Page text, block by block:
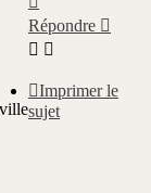
Répondre
Imprimer le
sujet